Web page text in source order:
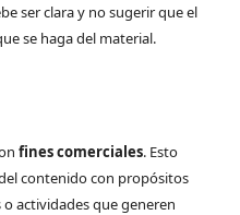
ser clara y no sugerir que el
se haga del material.
fines comerciales. Esto
contenido con propósitos
actividades que generen